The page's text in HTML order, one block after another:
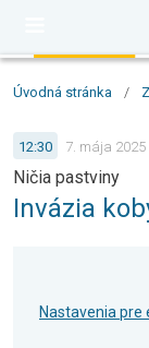
Úvodná stránka /
12:30 7. mája 2025
Ničia pastviny
Invázia
Nastavenia pre